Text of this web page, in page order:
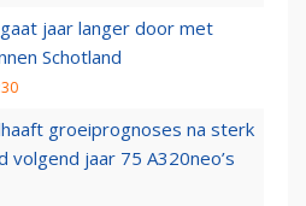
jaar langer door met
Schotland
groeiprognoses na sterk
volgend jaar 75 A320neo’s